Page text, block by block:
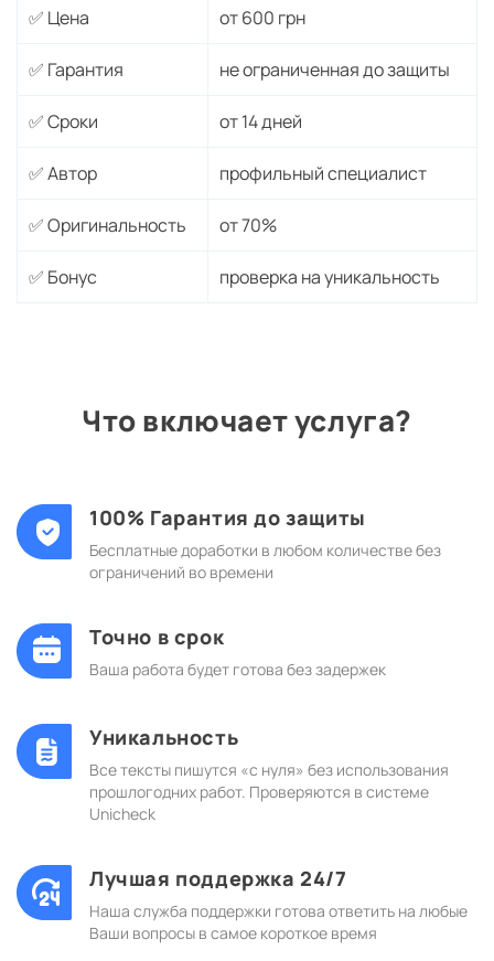
✅ Цена от 600 грн
✅ Гарантия не ограниченная до защиты
✅ Сроки от 14 дней
✅ Автор профильный специалист
✅ Оригинальность от 70%
✅ Бонус проверка на уникальность
Что включает услуга?
100% Гарантия до защиты
Бесплатные доработки в любом количестве без
ограничений во времени
Точно в срок
Ваша работа будет готова без задержек
Уникальность
Все тексты пишутся «с нуля» без использования
прошлогодних работ. Проверяются в системе
Unicheck
Лучшая поддержка 24/7
Наша служба поддержки готова ответить на любые
Ваши вопросы в самое короткое время